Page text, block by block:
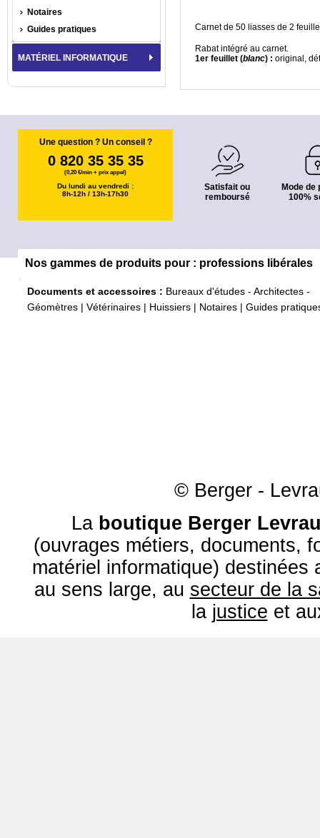
Carnet de 50 liasses de 2
Rabat intégré au carnet.
1er feuillet (blanc) : original,
Notaires
Guides pratiques
MATÉRIEL INFORMATIQUE
Une question ? Un conseil ?
0 820 35 35 35
(0,20 €/min + prix appel)
Du lundi au vendredi :
8h-12h / 13h-17h30
Satisfait ou
remboursé
Mode de
100%
Nos gammes de produits pour : professions libérales
Documents et accessoires : Bureaux d'études - Architectes -
Géomètres
Vétérinaires Huissiers Notaires Guides
© Berger -
La boutique Berger
(ouvrages métiers, documents,
matériel informatique) destinées
au sens large, au secteur de la
la justice et